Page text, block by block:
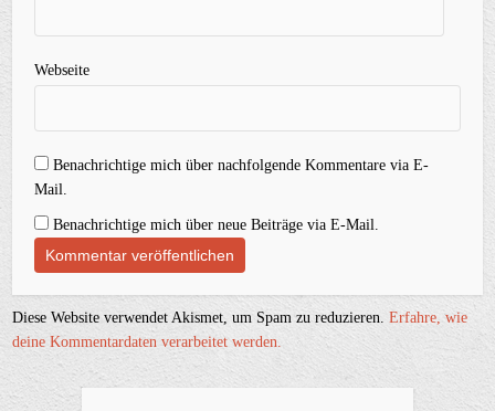
Webseite
Benachrichtige mich über nachfolgende Kommentare via E-
Mail.
Benachrichtige mich über neue Beiträge via E-Mail.
Diese Website verwendet Akismet, um Spam zu reduzieren.Erfahre, wie
deine Kommentardaten verarbeitet werden.